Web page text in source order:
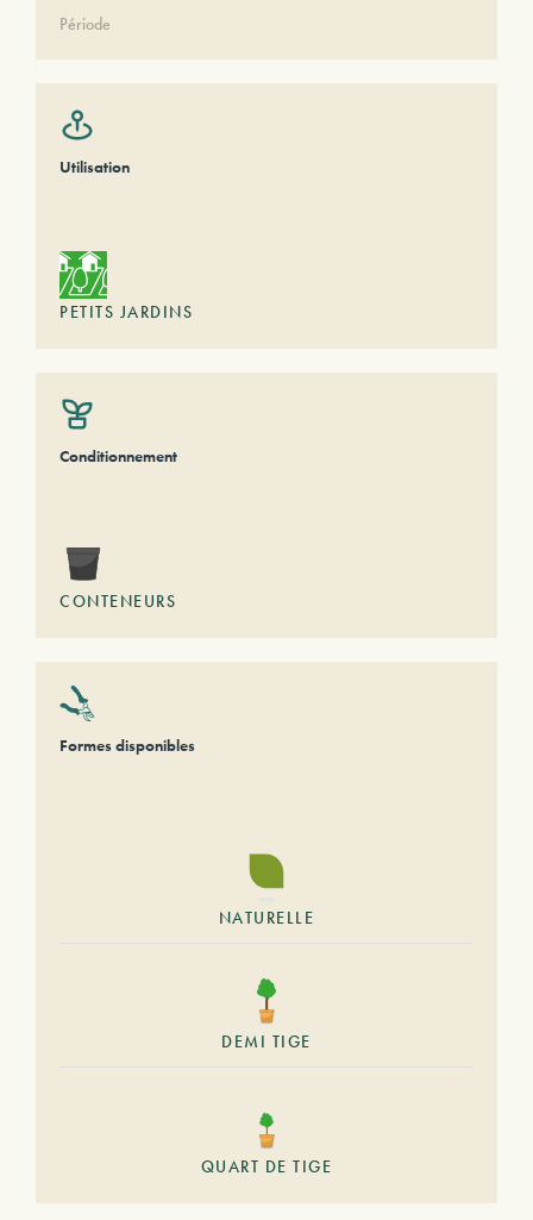
Période
Utilisation
PETITS JARDINS
Conditionnement
CONTENEURS
Formes disponibles
NATURELLE
DEMI TIGE
QUART DE TIGE